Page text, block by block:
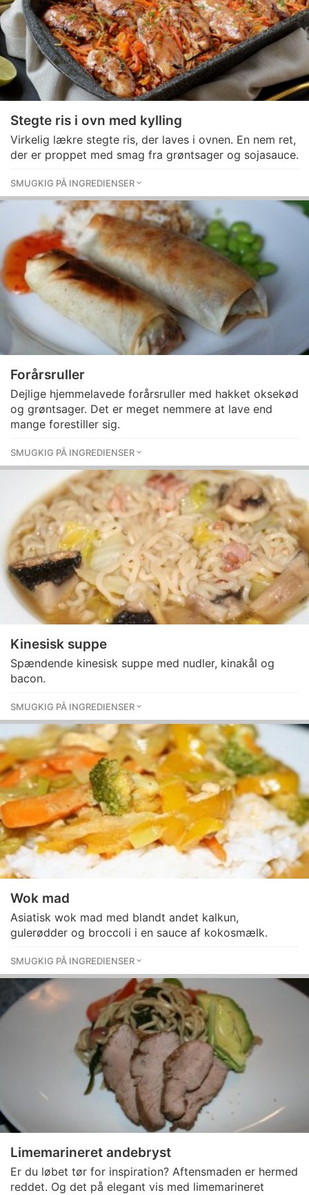
Stegte ris i ovn med kylling
Virkelig lækre stegte ris, der laves i ovnen. En nem ret,
der er proppet med smag fra grøntsager og sojasauce.
SMUGKIG PÅ INGREDIENSER
Forårsruller
Dejlige hjemmelavede forårsruller med hakket oksekød
og grøntsager. Det er meget nemmere at lave end
mange forestiller sig.
SMUGKIG PÅ INGREDIENSER
Kinesisk suppe
Spændende kinesisk suppe med nudler, kinakål og
bacon.
SMUGKIG PÅ INGREDIENSER
Wok mad
Asiatisk wok mad med blandt andet kalkun,
gulerødder og broccoli i en sauce af kokosmælk.
SMUGKIG PÅ INGREDIENSER
Limemarineret andebryst
Er du løbet tør for inspiration? Aftensmaden er hermed
reddet. Og det på elegant vis med limemarineret